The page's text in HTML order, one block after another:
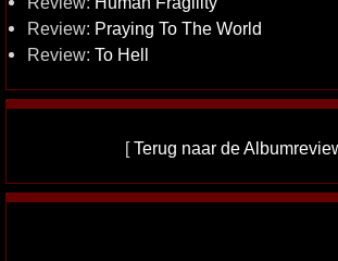
Review: Praying To The World
Review: To Hell
[Terug naar de